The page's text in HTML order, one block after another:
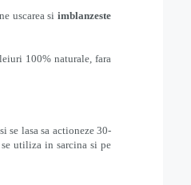
uscarea siimblanzeste
100% naturale, fara
se lasa sa actioneze 30-
utiliza in sarcina si pe